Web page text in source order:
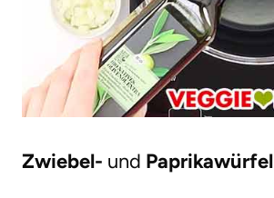
Zwiebel- und Paprikawürfel